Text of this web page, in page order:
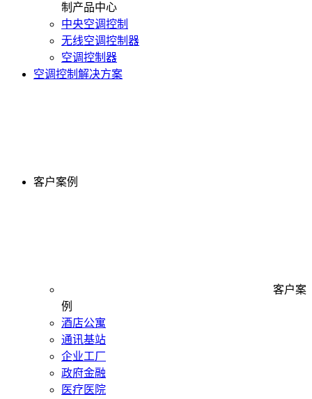
制产品中心
中央空调控制
无线空调控制器
空调控制器
空调控制解决方案
客户案例
客户案
例
酒店公寓
通讯基站
企业工厂
政府金融
医疗医院